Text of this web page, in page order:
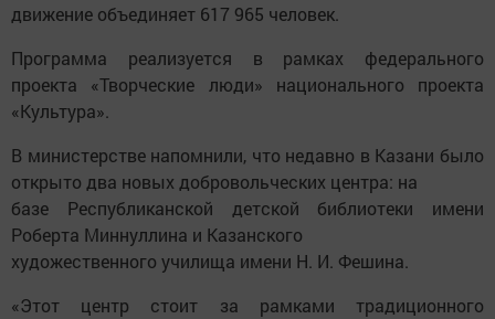
движение объединяет 617 965 человек.
Программа реализуется в рамках федерального
проекта «Творческие люди» национального проекта
«Культура».
В министерстве напомнили, что недавно в Казани было
открыто два новых добровольческих центра: на
базе Республиканской детской библиотеки имени
Роберта Миннуллина и Казанского
художественного училища имени Н. И. Фешина.
«Этот центр стоит за рамками традиционного